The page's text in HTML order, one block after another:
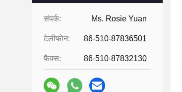
संपर्क: Ms. Rosie Yuan
टेलीफोन: 86-510-87836501
फैक्स: 86-510-87832130